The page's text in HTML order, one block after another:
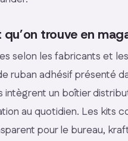
trouve en
selon les fabricants et
ruban adhésif présenté
un boîtier
au quotidien. Les kits
pour le bureau,